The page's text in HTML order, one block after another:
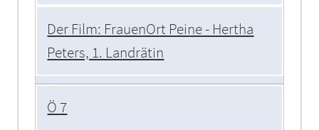
Der Film: FrauenOrt Peine - Hertha
Peters, 1. Landrätin
Ö 7